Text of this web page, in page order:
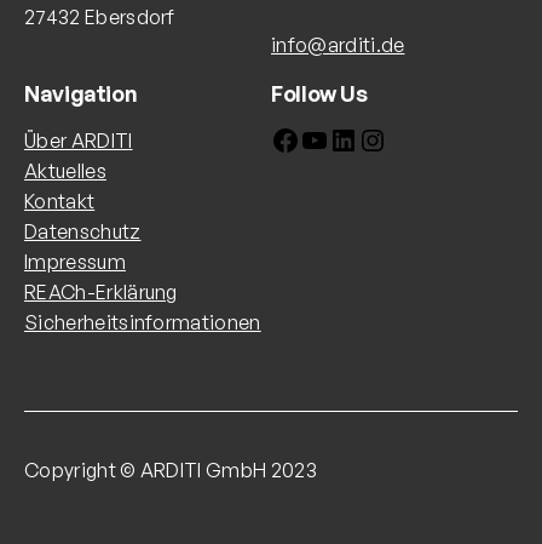
27432 Ebersdorf
info@arditi.de
Navigation
Über ARDITI
Aktuelles
Kontakt
Datenschutz
Impressum
REACh-Erklärung
Sicherheitsinformationen
Follow Us
Facebook YouTube LinkedIn Instagram
Copyright © ARDITI GmbH 2023